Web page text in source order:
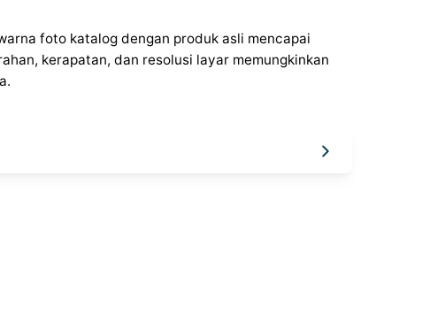
foto katalog dengan produk asli mencapai
kerapatan, dan resolusi layar memungkinkan